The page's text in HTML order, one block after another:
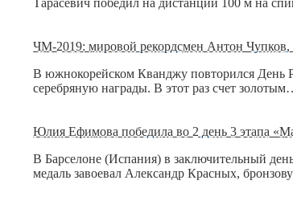
Тарасевич победил на дистанции 100 м на
ЧМ-2019: мировой рекордсмен Антон
В южнокорейском Кванджу повторился День
серебряную награды. В этот раз счет
Юлия Ефимова победила во 2 день 3 этапа
В Барселоне (Испания) в заключительный
медаль завоевал Александр Красных,